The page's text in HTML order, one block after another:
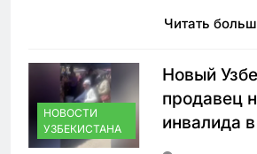
Читать
НОВОСТИ
УЗБЕКИСТАНА
Новый
продавец
инвалида